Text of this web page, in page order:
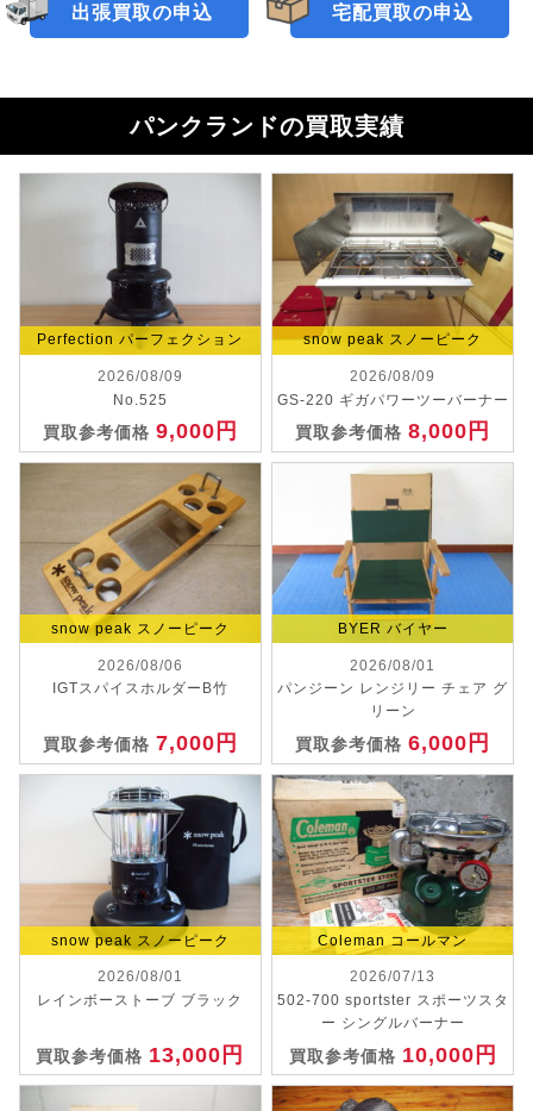
出張買取の申込 宅配買取の申込
パンクランドの買取実績
Perfection パーフェクション
2026/08/09
No.525
買取参考価格 9,000円
snow peak スノーピーク
2026/08/09
GS-220 ギガパワーツーバーナー
買取参考価格8,000円
snow peak スノーピーク
2026/08/06
IGTスパイスホルダーB竹
買取参考価格 7,000円
BYER バイヤー
2026/08/01
パンジーン レンジリー チェア グ
リーン
買取参考価格6,000円
snow peak スノーピーク
2026/08/01
レインボーストーブ ブラック
買取参考価格 13,000円
Coleman コールマン
2026/07/13
502-700 sportster スポーツスタ
ー シングルバーナー
買取参考価格 10,000円